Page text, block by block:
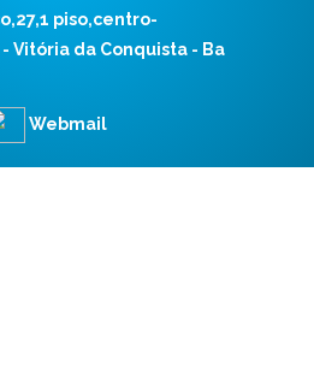
piso,centro-
Vitória da Conquista - Ba
Webmail